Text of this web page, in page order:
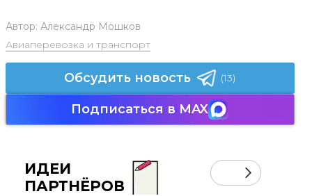
Автор: Александр Мошков
Авиаперевозка и транспорт
Обсудить новость (13)
Подписаться в MAX
ИДЕИ
ПАРТНЁРОВ